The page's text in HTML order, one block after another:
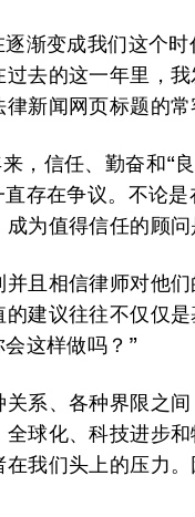
渐变成我们这个
去的这一年里，
新闻网页标题的常
，信任、勤奋和“
存在争议。不论
为值得信任的顾问
且相信律师对他
建议往往不仅仅
这样做吗？”
系、各种界限之
球化、科技进步和
我们头上的压力